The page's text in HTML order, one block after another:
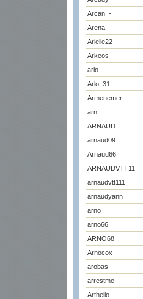
Arcan_-
Arena
Arielle22
Arkeos
arlo
Arlo_31
Armenemer
arn
ARNAUD
arnaud09
Arnaud66
ARNAUDVTT11
arnaudvtt111
arnaudyann
arno
arno66
ARNO68
Arnocox
arobas
arrestme
Arthelio